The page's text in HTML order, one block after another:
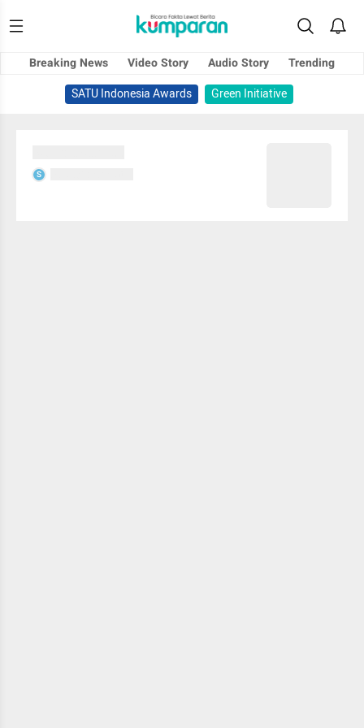
Breaking News Video Story Audio Story
Trending
SATU Indonesia Awards
Green Initiative
S